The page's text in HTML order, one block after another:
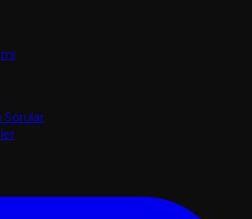
Sorular